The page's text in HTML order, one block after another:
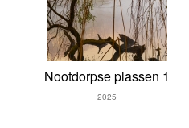
Nootdorpse plassen 1
2025